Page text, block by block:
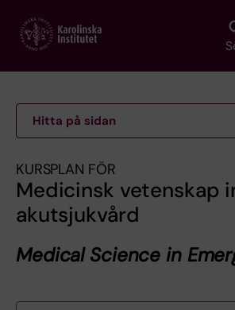
main
Hitta på sidan
KURSPLAN FÖR
Medicinsk vetenskap
akutsjukvård
Medical Science in